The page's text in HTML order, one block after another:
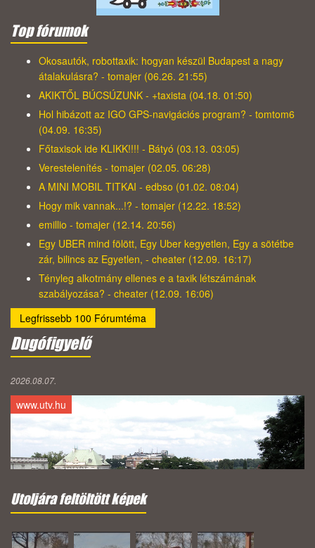
Top fórumok
Okosautók, robottaxik: hogyan készül Budapest a nagy
átalakulásra? - tomajer (06.26. 21:55)
AKIKTŐL BÚCSÚZUNK - +taxista (04.18. 01:50)
Hol hibázott az IGO GPS-navigációs program? - tomtom6
(04.09. 16:35)
Főtaxisok ide KLIKK!!!! - Bátyó (03.13. 03:05)
Verestelenítés - tomajer (02.05. 06:28)
A MINI MOBIL TITKAI - edbso (01.02. 08:04)
Hogy mik vannak...!? - tomajer (12.22. 18:52)
emillio - tomajer (12.14. 20:56)
Egy UBER mind fölött, Egy Uber kegyetlen, Egy a sötétbe
zár, bilincs az Egyetlen, - cheater (12.09. 16:17)
Tényleg alkotmány ellenes e a taxik létszámának
szabályozása? - cheater (12.09. 16:06)
Legfrissebb 100 Fórumtéma
Dugófigyelő
2026.08.07.
www.utv.hu
Utoljára feltöltött képek